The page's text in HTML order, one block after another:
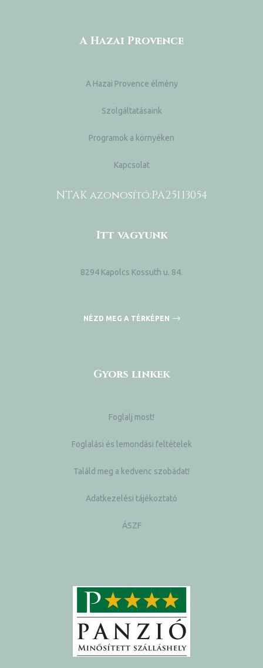
A Hazai Provence
A Hazai Provence élmény
Szolgáltatásaink
Programok a környéken
Kapcsolat
NTAK azonosító:PA25113054
Itt vagyunk
8294 Kapolcs Kossuth u. 84.
NÉZD MEG A TÉRKÉPEN
Gyors linkek
Foglalj most!
Foglalási és lemondási feltételek
Találd meg a kedvenc szobádat!
Adatkezelési tájékoztató
ÁSZF